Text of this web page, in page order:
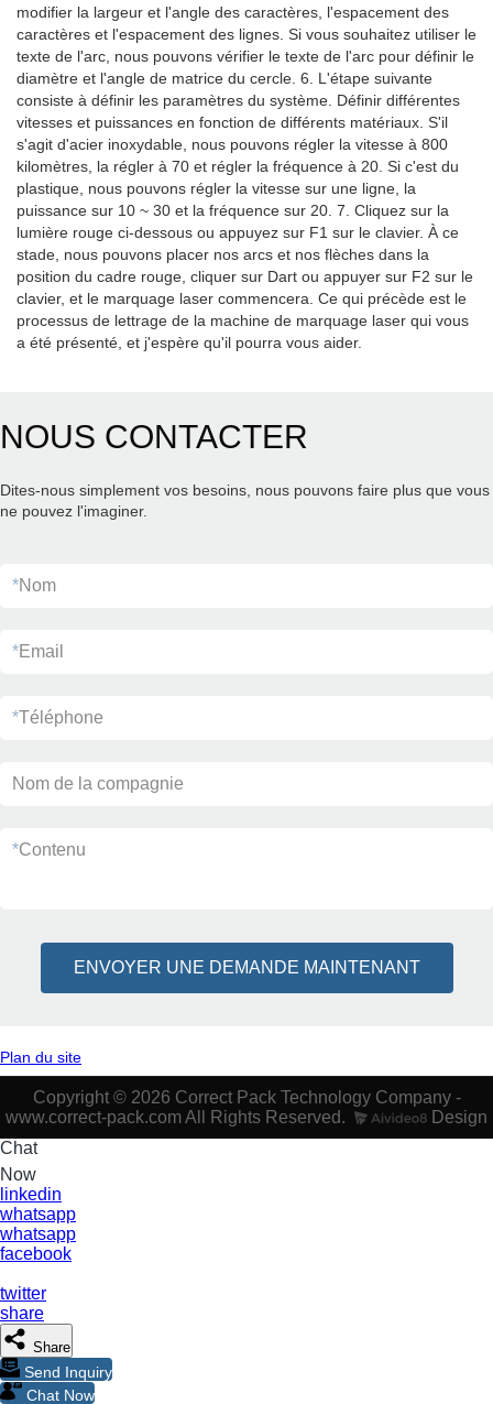
modifier la largeur et l'angle des caractères, l'espacement des
caractères et l'espacement des lignes. Si vous souhaitez utiliser le
texte de l'arc, nous pouvons vérifier le texte de l'arc pour définir le
diamètre et l'angle de matrice du cercle. 6. L'étape suivante
consiste à définir les paramètres du système. Définir différentes
vitesses et puissances en fonction de différents matériaux. S'il
s'agit d'acier inoxydable, nous pouvons régler la vitesse à 800
kilomètres, la régler à 70 et régler la fréquence à 20. Si c'est du
plastique, nous pouvons régler la vitesse sur une ligne, la
puissance sur 10 ~ 30 et la fréquence sur 20. 7. Cliquez sur la
lumière rouge ci-dessous ou appuyez sur F1 sur le clavier. À ce
stade, nous pouvons placer nos arcs et nos flèches dans la
position du cadre rouge, cliquer sur Dart ou appuyer sur F2 sur le
clavier, et le marquage laser commencera. Ce qui précède est le
processus de lettrage de la machine de marquage laser qui vous
a été présenté, et j'espère qu'il pourra vous aider.
NOUS CONTACTER
Dites-nous simplement vos besoins, nous pouvons faire plus que vous
ne pouvez l'imaginer.
*Nom
*Email
*Téléphone
Nom de la compagnie
*Contenu
ENVOYER UNE DEMANDE MAINTENANT
Plan du site
Copyright © 2026 Correct Pack Technology Company -
www.correct-pack.com All Rights Reserved.
Design
Chat
Now
linkedin
whatsapp
whatsapp
facebook
twitter
share
Share
Send Inquiry
Chat Now